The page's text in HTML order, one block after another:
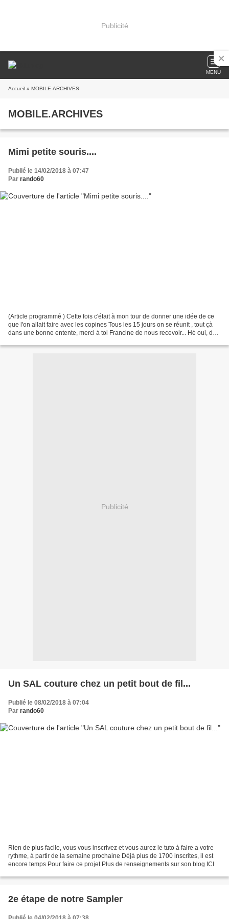
Publicité
MENU
Accueil » MOBILE.ARCHIVES
MOBILE.ARCHIVES
Mimi petite souris....
Publié le 14/02/2018 à 07:47
Par rando60
(Article programmé ) Cette fois c'était à mon tour de donner une idée de ce
que l'on allait faire avec les copines Tous les 15 jours on se réunit , tout çà
dans une bonne entente, merci à toi Francine de nous recevoir... Hé oui, de
Publicité
Un SAL couture chez un petit bout de fil...
Publié le 08/02/2018 à 07:04
Par rando60
Rien de plus facile, vous vous inscrivez et vous aurez le tuto à faire a votre
rythme, à partir de la semaine prochaine Déjà plus de 1700 inscrites, il est
encore temps Pour faire ce projet Plus de renseignements sur son blog ICI
2e étape de notre Sampler